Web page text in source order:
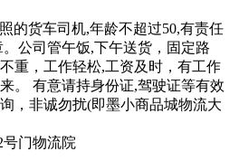
的货车司机,年龄不超过50,有责任
公司管午饭,下午送货，固定路
重，工作轻松,工资及时，有工作
。 有意请持身份证,驾驶证等有效
，非诚勿扰(即墨小商品城物流大
门物流院